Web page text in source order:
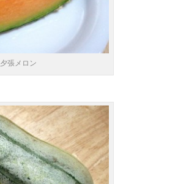
夕張メロン